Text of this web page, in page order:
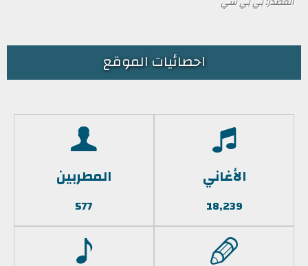
احصائيات الموقع
الأغاني
18,239
المطربين
577